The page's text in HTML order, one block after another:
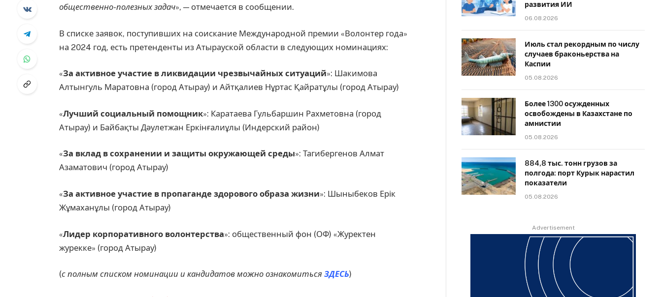
общественно-полезных задач», — отмечается в сообщении.
В списке заявок, поступивших на соискание Международной премии «Волонтер года»
на 2024 год, есть претенденты из Атырауской области в следующих номинациях:
«За активное участие в ликвидации чрезвычайных ситуаций»: Шакимова
Алтынгуль Маратовна (город Атырау) и Айтқалиев Нұртас Қайратұлы (город Атырау)
«Лучший социальный помощник»: Каратаева Гульбаршин Рахметовна (город
Атырау) и Байбақты Дәулетжан Еркінғалиұлы (Индерский район)
«За вклад в сохранении и защиты окружающей среды»: Тагибергенов Алмат
Азаматович (город Атырау)
«За активное участие в пропаганде здорового образа жизни»: Шыныбеков Ерік
Жұмаханұлы (город Атырау)
«Лидер корпоративного волонтерства»: общественный фон (ОФ) «Журектен
журекке» (город Атырау)
(с полным списком номинации и кандидатов можно ознакомиться ЗДЕСЬ)
развития ИИ
06.08.2026
Июль стал рекордным по числу
случаев браконьерства на
Каспии
05.08.2026
Более 1300 осужденных
освобождены в Казахстане по
амнистии
05.08.2026
884,8 тыс. тонн грузов за
полгода: порт Курык нарастил
показатели
05.08.2026
Advertisement